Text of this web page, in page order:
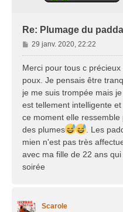
Re: Plumage du padda
M
e
s
g
e
29 janv. 2020, 22:22
Merci pour tous c
poux. Je pensais être
je me suis trompée mais
est tellement intelligente
ce moment elle
des plumes
. Les
mien n'est pas très
avec ma fille de 22 ans
soirée
Scarole